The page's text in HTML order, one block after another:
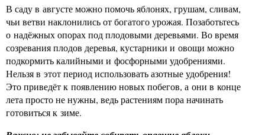
В саду в августе можно помочь яблонях, грушам, сливам,
чьи ветви наклонились от богатого урожая. Позаботьтесь
о надёжных опорах под плодовыми деревьями. Во время
созревания плодов деревья, кустарники и овощи можно
подкормить калийными и фосфорными удобрениями.
Нельзя в этот период использовать азотные удобрения!
Это приведёт к появлению новых побегов, а они в конце
лета просто не нужны, ведь растениям пора начинать
готовиться к зиме.